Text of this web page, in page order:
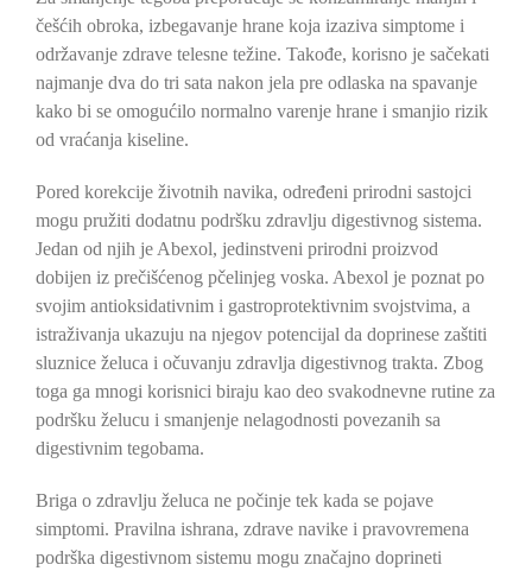
češćih obroka, izbegavanje hrane koja izaziva simptome i
održavanje zdrave telesne težine. Takođe, korisno je sačekati
najmanje dva do tri sata nakon jela pre odlaska na spavanje
kako bi se omogućilo normalno varenje hrane i smanjio rizik
od vraćanja kiseline.
Pored korekcije životnih navika, određeni prirodni sastojci
mogu pružiti dodatnu podršku zdravlju digestivnog sistema.
Jedan od njih je Abexol, jedinstveni prirodni proizvod
dobijen iz prečišćenog pčelinjeg voska. Abexol je poznat po
svojim antioksidativnim i gastroprotektivnim svojstvima, a
istraživanja ukazuju na njegov potencijal da doprinese zaštiti
sluznice želuca i očuvanju zdravlja digestivnog trakta. Zbog
toga ga mnogi korisnici biraju kao deo svakodnevne rutine za
podršku želucu i smanjenje nelagodnosti povezanih sa
digestivnim tegobama.
Briga o zdravlju želuca ne počinje tek kada se pojave
simptomi. Pravilna ishrana, zdrave navike i pravovremena
podrška digestivnom sistemu mogu značajno doprineti